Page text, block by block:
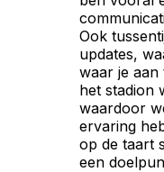
Ook
updates,
waar je aan
het stadion
waardoor
ervaring
op de taart
een